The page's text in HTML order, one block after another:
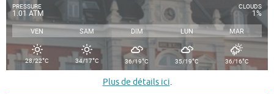
PRESSURE
1.01 ATM
CLOUDS
1%
VEN SAM DIM LUN MAR
28/22°C 34/17°C 36/19°C 35/19°C 36/16°C
Plus de détails ici.